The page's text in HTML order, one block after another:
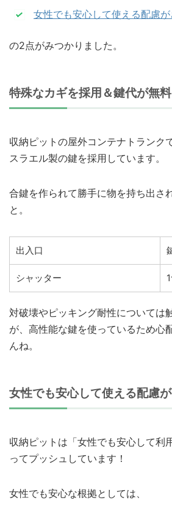
女性でも安心して使える配慮
の2点がみつかりました。
特殊なカギを採用＆鍵代が無料
収納ピットの屋外コンテナトランク
スラエル製の鍵を採用しています。
合鍵を作られて勝手に物を持ち出さ
と。
出入口
シャッター
対破壊やピッキング耐性については
が、高性能な鍵を使っているため心
んね。
女性でも安心して使える配慮
収納ピットは「女性でも安心して利
ってプッシュしています！
女性でも安心な根拠としては、